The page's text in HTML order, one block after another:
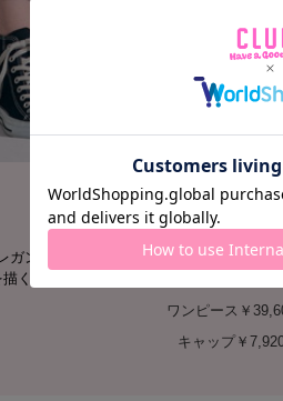
エレガントな
今日はどこま
ガントなロング丈のサマードレスが今日
く袖、そのどこを切り取っても可愛いの
ワンピース￥
キャップ￥